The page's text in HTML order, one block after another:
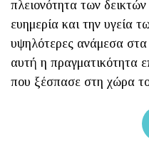
πλειονότητα των
ευημερία και την υγεία
υψηλότερες ανάμεσα
αυτή η πραγματικότητα
που ξέσπασε στη χώρα